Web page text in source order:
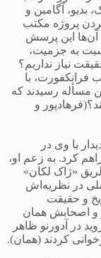
بدیو، آگامبن و
پروژه مکتب
آن‌ها این پرسش
به جزمیت،
نیاز نداریم؟
فرانکفورت، با
مسأله رسیدند که
و
با وی در
کرد. به زعم او،
«ژاک لکان»
در نظریه‌اش
و حقیقت
و اصحابش همان
در آدورنو ظاهر
کردند (همان).